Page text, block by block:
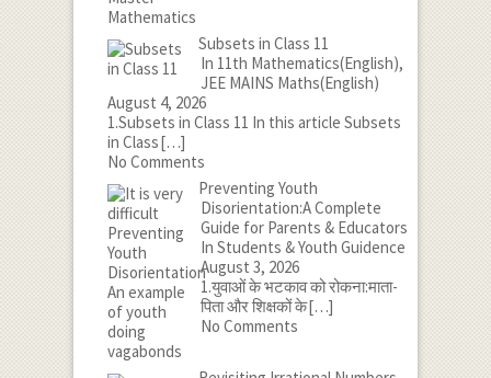
Subsets in Class 11
In 11th Mathematics(English),
JEE MAINS Maths(English)
August 4, 2026
1.Subsets in Class 11 In this article Subsets
in Class[…]
No Comments
Preventing Youth
Disorientation:A Complete
Guide for Parents & Educators
In Students & Youth Guidence
August 3, 2026
1.युवाओं के भटकाव को रोकना:माता-
पिता और शिक्षकों के[…]
No Comments